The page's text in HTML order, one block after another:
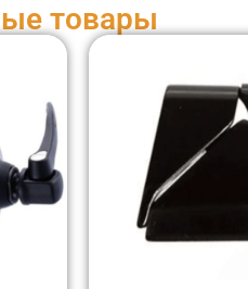
товары